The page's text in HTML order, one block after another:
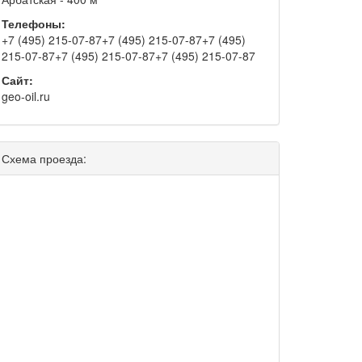
Телефоны:
+7 (495) 215-07-87+7 (495) 215-07-87+7 (495)
215-07-87+7 (495) 215-07-87+7 (495) 215-07-87
Сайт:
geo-oil.ru
Схема проезда: